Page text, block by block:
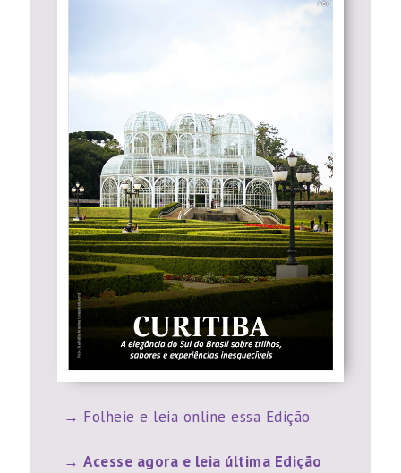
Folheie e leia online essa Edição
Acesse agora e leia última Edição